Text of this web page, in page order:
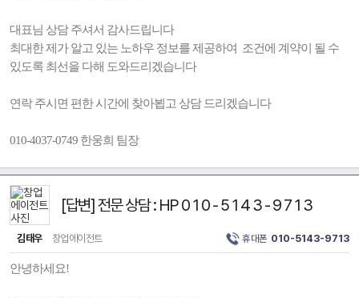
대표님 상담 주셔서 감사드립니다
최대한 제가 알고 있는 노하우 정보를 제공하여 조건에 계약이 될 수
있도록 최선을 다해 도와드리겠습니다
연락 주시면 편한 시간에 찾아뵙고 상담 드리겠습니다
010-4037-0749 한웅희 팀장
[답변] 전문 상담 : HP 0 1 0 - 5 1 4 3 - 9 7 1 3
김태우 창업에이전트 휴대폰 010-5143-9713
안녕하세요!